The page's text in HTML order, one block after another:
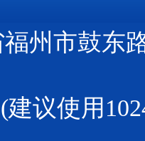
州市鼓东
(建议使用